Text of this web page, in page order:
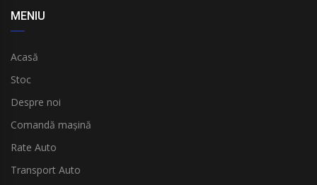
MENIU
Acasă
Stoc
Despre noi
Comandă mașină
Rate Auto
Transport Auto